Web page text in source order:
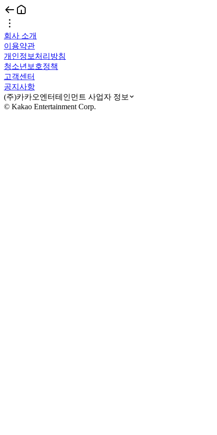
회사 소개
이용약관
개인정보처리방침
청소년보호정책
고객센터
공지사항
(주)카카오엔터테인먼트 사업자 정보
© Kakao Entertainment Corp.